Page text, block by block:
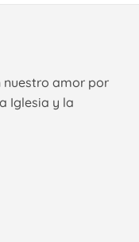
nuestro amor por
Iglesia y la